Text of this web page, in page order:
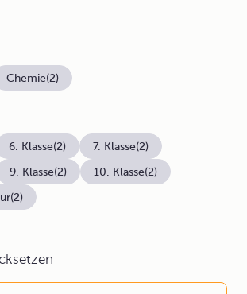
Chemie(2)
6. Klasse(2) 7. Klasse(2)
9. Klasse(2) 10. Klasse(2)
(2)